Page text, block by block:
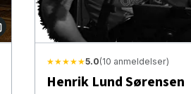
★★★★★5.0(10 anmeldelser)
Henrik Lund Sørensen